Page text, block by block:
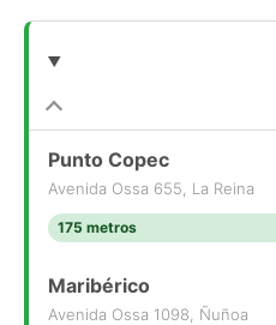
Punto Copec
Avenida Ossa 655, La Reina
175 metros
Maribérico
Avenida Ossa 1098, Ñuñoa